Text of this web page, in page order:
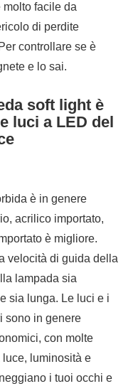
molto facile da
di perdite
controllare se è
e lo sai.
soft light è
luci a LED del
è in genere
acrilico importato,
è migliore.
velocità di guida della
lampada sia
sia lunga. Le luci e i
sono in genere
con molte
luminosità e
i tuoi occhi e